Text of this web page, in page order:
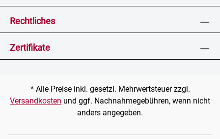
Rechtliches
Zertifikate
* Alle Preise inkl. gesetzl. Mehrwertsteuer zzgl.
Versandkosten und ggf. Nachnahmegebühren, wenn nicht
anders angegeben.